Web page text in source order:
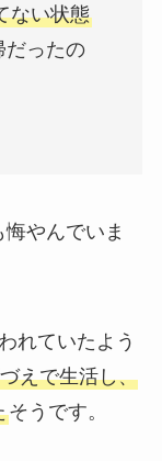
ない状態
だったの
やんでいま
れていたよう
えで生活し、
そうです。